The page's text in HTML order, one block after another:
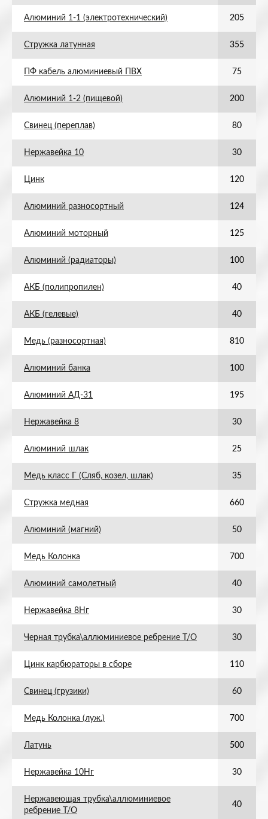
Алюминий 1-1 (электротехнический) 205
Стружка латунная 355
ПФ кабель алюминиевый ПВХ 75
Алюминий 1-2 (пищевой) 200
Свинец (переплав) 80
Нержавейка 10 30
Цинк 120
Алюминий разносортный 124
Алюминий моторный 125
Алюминий (радиаторы) 100
АКБ (полипропилен) 40
АКБ (гелевые) 40
Медь (разносортная) 810
Алюминий банка 100
Алюминий АД-31 195
Нержавейка 8 30
Алюминий шлак 25
Медь класс Г (Сляб, козел, шлак) 35
Стружка медная 660
Алюминий (магний) 50
Медь Колонка 700
Алюминий самолетный 40
Нержавейка 8Нг 30
Черная трубка\аллюминиевое ребрение Т/О 30
Цинк карбюраторы в сборе 110
Свинец (грузики) 60
Медь Колонка (луж.) 700
Латунь 500
Нержавейка 10Нг 30
Нержавеющая трубка\аллюминиевое
ребрение Т/О
40